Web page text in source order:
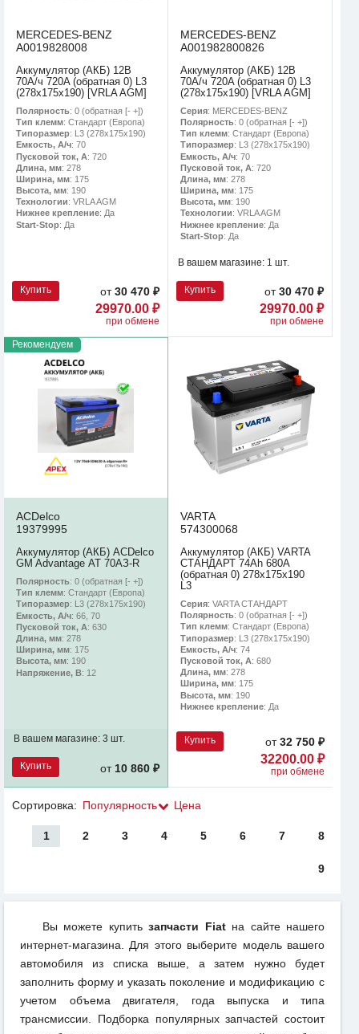
MERCEDES-BENZ
A0019828008
Аккумулятор (АКБ) 12В
70А/ч 720A (обратная 0) L3
(278х175х190) [VRLA AGM]
Полярность: 0 (обратная [- +])
Тип клемм: Стандарт (Европа)
Типоразмер: L3 (278х175х190)
Емкость, А/ч: 70
Пусковой ток, А: 720
Длина, мм: 278
Ширина, мм: 175
Высота, мм: 190
Технологии: VRLA AGM
Нижнее крепление: Да
Start-Stop: Да
Купить от30 470 ₽
29970.00 ₽
при обмене
MERCEDES-BENZ
A001982800826
Аккумулятор (АКБ) 12В
70А/ч 720A (обратная 0) L3
(278х175х190) [VRLA AGM]
Серия: MERCEDES-BENZ
Полярность: 0 (обратная [- +])
Тип клемм: Стандарт (Европа)
Типоразмер: L3 (278х175х190)
Емкость, А/ч: 70
Пусковой ток, А: 720
Длина, мм: 278
Ширина, мм: 175
Высота, мм: 190
Технологии: VRLA AGM
Нижнее крепление: Да
Start-Stop: Да
В вашем магазине: 1 шт.
Купить от30 470 ₽
29970.00 ₽
при обмене
Рекомендуем
ACDelco
19379995
Аккумулятор (АКБ) ACDelco
GM Advantage АТ 70АЗ-R
Полярность: 0 (обратная [- +])
Тип клемм: Стандарт (Европа)
Типоразмер: L3 (278х175х190)
Емкость, А/ч: 66, 70
Пусковой ток, А: 630
Длина, мм: 278
Ширина, мм: 175
Высота, мм: 190
Напряжение, В: 12
В вашем магазине: 3 шт.
Купить от 10 860 ₽
VARTA
574300068
Аккумулятор (АКБ) VARTA
СТАНДАРТ 74Ah 680A
(обратная 0) 278x175x190
L3
Серия: VARTA СТАНДАРТ
Полярность: 0 (обратная [- +])
Тип клемм: Стандарт (Европа)
Типоразмер: L3 (278х175х190)
Емкость, А/ч: 74
Пусковой ток, А: 680
Длина, мм: 278
Ширина, мм: 175
Высота, мм: 190
Нижнее крепление: Да
Купить от32 750 ₽
32200.00 ₽
при обмене
Сортировка: Популярность Цена
1 2 3 4 5 6 7 8
9
Вы можете купитьзапчасти Fiatна сайте нашего
интернет-магазина. Для этого выберите модель вашего
автомобиля из списка выше, а затем нужно будет
заполнить форму и указать поколение и модификацию с
учетом объема двигателя, года выпуска и типа
трансмиссии. Подборка популярных запчастей состоит